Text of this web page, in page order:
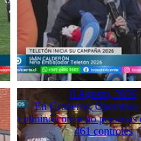
8 Agosto, 2026
En Graneros,
culminó con ocho personas
461 controles